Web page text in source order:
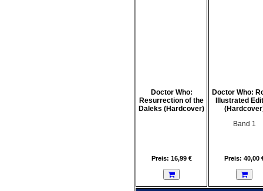
Doctor Who:
Resurrection of the
Daleks (Hardcover)
Preis: 16,99 €
Doctor Who:
Illustrated
Band 1
Preis: 40,00